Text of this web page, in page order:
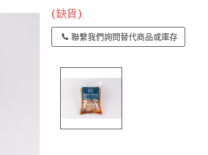
(缺貨)
聯繫我們詢問替代商品或庫存